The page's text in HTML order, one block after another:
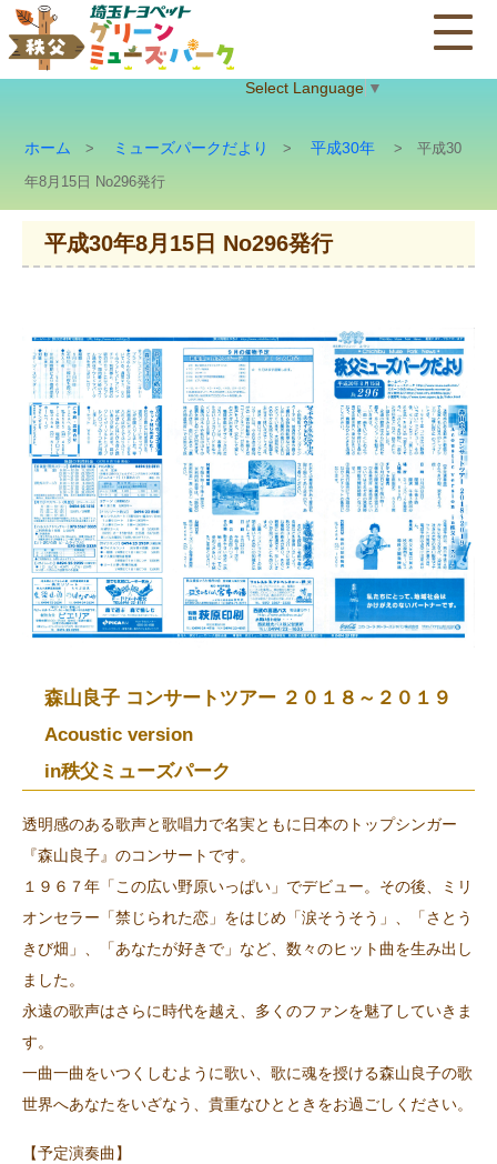
Select Language ▼
ホーム > ミューズパークだより > 平成30年 > 平成30
年8月15日 No296発行
平成30年8月15日 No296発行
森山良子 コンサートツアー ２０１８～２０１９
Acoustic version
in秩父ミューズパーク
透明感のある歌声と歌唱力で名実ともに日本のトップシンガー
『森山良子』のコンサートです。
１９６７年「この広い野原いっぱい」でデビュー。その後、ミリ
オンセラー「禁じられた恋」をはじめ「涙そうそう」、「さとう
きび畑」、「あなたが好きで」など、数々のヒット曲を生み出し
ました。
永遠の歌声はさらに時代を越え、多くのファンを魅了していきま
す。
一曲一曲をいつくしむように歌い、歌に魂を授ける森山良子の歌
世界へあなたをいざなう、貴重なひとときをお過ごしください。
【予定演奏曲】